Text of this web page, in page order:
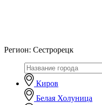
Регион: Сестрорецк
Киров
Белая Холуница